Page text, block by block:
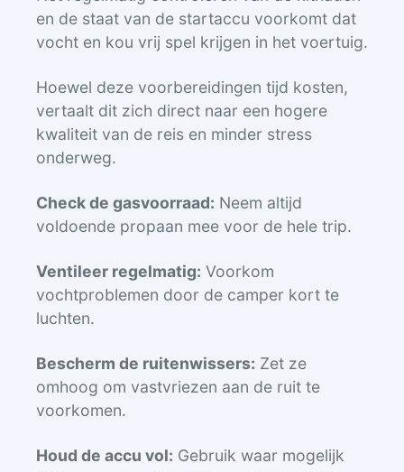
en de staat van de startaccu voorkomt dat
vocht en kou vrij spel krijgen in het voertuig.
Hoewel deze voorbereidingen tijd kosten,
vertaalt dit zich direct naar een hogere
kwaliteit van de reis en minder stress
onderweg.
Check de gasvoorraad: Neem altijd
voldoende propaan mee voor de hele trip.
Ventileer regelmatig: Voorkom
vochtproblemen door de camper kort te
luchten.
Bescherm de ruitenwissers: Zet ze
omhoog om vastvriezen aan de ruit te
voorkomen.
Houd de accu vol: Gebruik waar mogelijk